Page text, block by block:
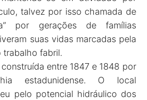
talvez por isso chamada de
por gerações de famílias
suas vidas marcadas pela
trabalho fabril.
entre 1847 e 1848 por
estadunidense. O local
pelo potencial hidráulico dos